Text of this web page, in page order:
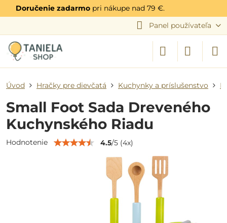
Doručenie zadarmo pri nákupe nad 79 €.
Panel používateľa
Úvod Hračky pre dievčatá Kuchynky a príslušenstvo
Small Foot Sada Dreveného
Kuchynského Riadu
Hodnotenie 4.5/5 (4x)